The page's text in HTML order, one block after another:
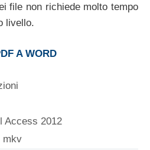
file non richiede molto tempo
livello.
A WORD
Access 2012
mkv